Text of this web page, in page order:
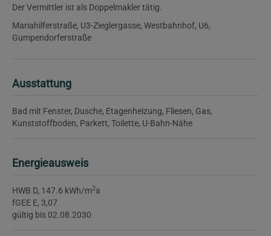
Der Vermittler ist als Doppelmakler tätig.
Mariahilferstraße, U3-Zieglergasse, Westbahnhof, U6,
Gumpendorferstraße
Ausstattung
Bad mit Fenster Dusche Etagenheizung Fliesen Gas
Kunststoffboden Parkett Toilette U-Bahn-Nähe
Energieausweis
HWB D, 147.6 kWh/m2a
fGEE E, 3,07
gültig bis 02.08.2030